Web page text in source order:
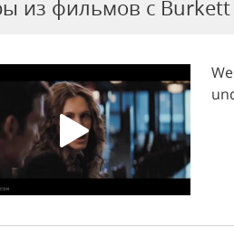
из фильмов c Burkett